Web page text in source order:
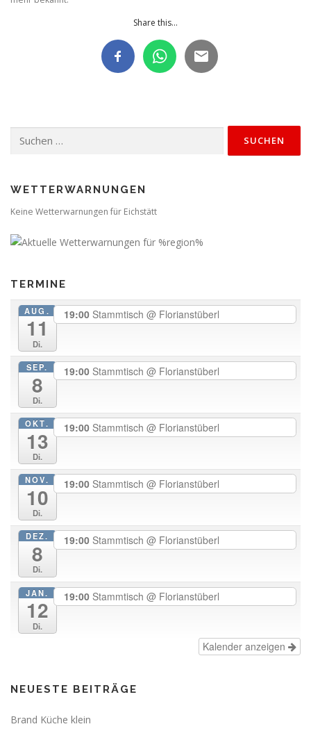
Share this...
nach:
WETTERWARNUNGEN
Keine Wetterwarnungen für Eichstätt
TERMINE
AUG.
11
Di.
19:00 Stammtisch @ Florianstüberl
SEP.
8
Di.
19:00 Stammtisch @ Florianstüberl
OKT.
13
Di.
19:00 Stammtisch @ Florianstüberl
NOV.
10
Di.
19:00 Stammtisch @ Florianstüberl
DEZ.
8
Di.
19:00 Stammtisch @ Florianstüberl
JAN.
12
Di.
19:00 Stammtisch @ Florianstüberl
Kalender anzeigen
NEUESTE BEITRÄGE
Brand Küche klein